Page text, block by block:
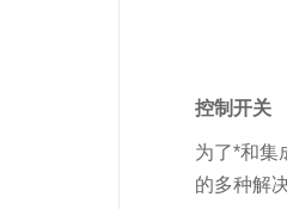
控制开关
为了*和集
的多种解